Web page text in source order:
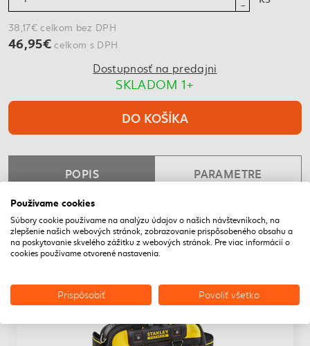
38,17€ celkom bez DPH
46,95€celkom s DPH
Dostupnosť na predajni
SKLADOM 1+
DO KOŠÍKA
POPIS PARAMETRE
NAPOSLEDY NAVŠTÍVENÉ
Používame cookies
Súbory cookie používame na analýzu údajov o našich návštevníkoch, na
zlepšenie našich webových stránok, zobrazovanie prispôsobeného obsahu a
na poskytovanie skvelého zážitku z webových stránok. Pre viac informácií o
cookies používame otvorené nastavenia.
Prispôsobiť Povoliť všetko